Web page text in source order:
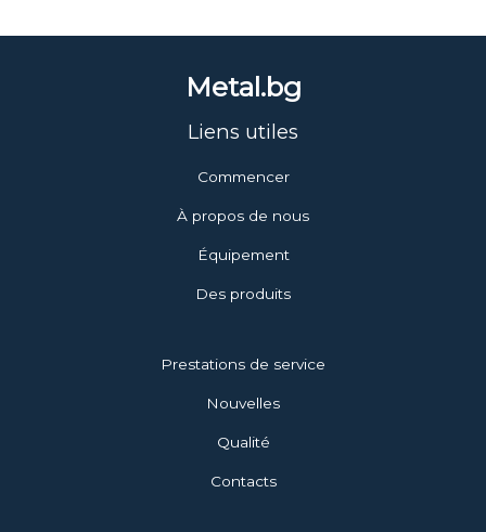
Metal.bg
Liens utiles
Commencer
À propos de nous
Équipement
Des produits
Prestations de service
Nouvelles
Qualité
Contacts